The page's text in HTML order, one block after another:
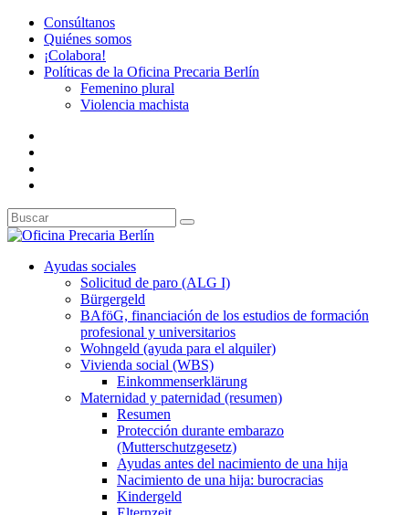
Consúltanos
Quiénes somos
¡Colabora!
Políticas de la Oficina Precaria Berlín
Femenino plural
Violencia machista
Ayudas sociales
Solicitud de paro (ALG I)
Bürgergeld
BAföG, financiación de los estudios de formación
profesional y universitarios
Wohngeld (ayuda para el alquiler)
Vivienda social (WBS)
Einkommenserklärung
Maternidad y paternidad (resumen)
Resumen
Protección durante embarazo
(Mutterschutzgesetz)
Ayudas antes del nacimiento de una hija
Nacimiento de una hija: burocracias
Kindergeld